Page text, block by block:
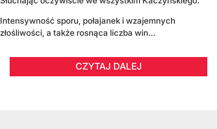
Intensywność sporu, połajanek i wzajemnych
złośliwości, a także rosnąca liczba win...
CZYTAJ DALEJ